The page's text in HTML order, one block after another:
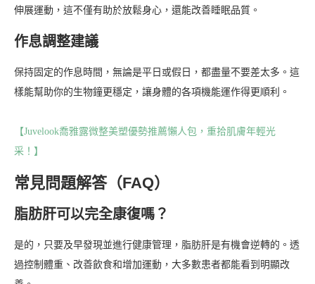
伸展運動，這不僅有助於放鬆身心，還能改善睡眠品質。
作息調整建議
保持固定的作息時間，無論是平日或假日，都盡量不要差太多。這
樣能幫助你的生物鐘更穩定，讓身體的各項機能運作得更順利。
【Juvelook喬雅露微整美塑優勢推薦懶人包，重拾肌膚年輕光
采！】
常見問題解答（FAQ）
脂肪肝可以完全康復嗎？
是的，只要及早發現並進行健康管理，脂肪肝是有機會逆轉的。透
過控制體重、改善飲食和增加運動，大多數患者都能看到明顯改